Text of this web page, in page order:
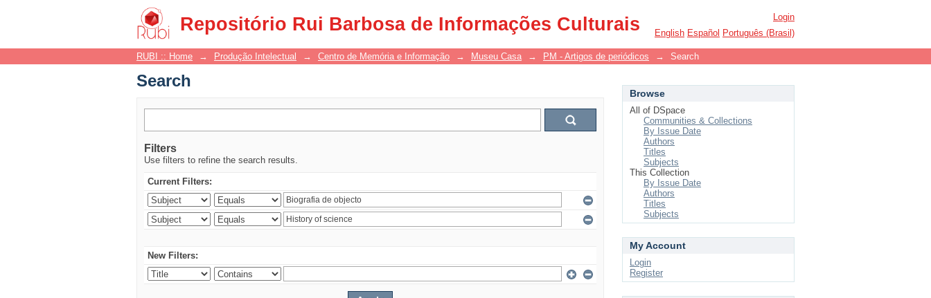
Repositório Rui Barbosa de Informações Culturais
Search
Login
English Español Português (Brasil)
RUBI :: Home → Produção Intelectual → Centro de Memória e Informação → Museu Casa → PM - Artigos de periódicos → Search
Search
Filters
Use filters to refine the search results.
Current Filters:
New Filters:
Browse
All of DSpace
Communities & Collections
By Issue Date
Authors
Titles
Subjects
This Collection
By Issue Date
Authors
Titles
Subjects
My Account
Login
Register